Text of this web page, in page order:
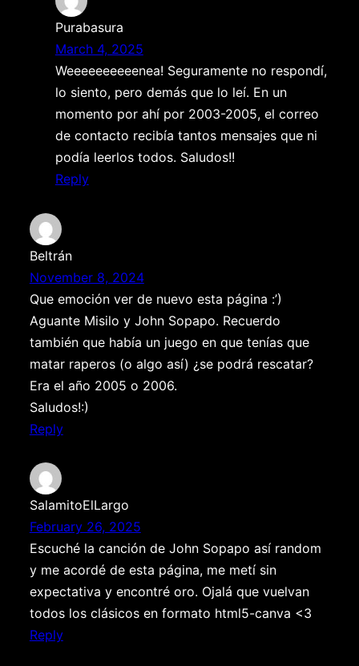
Purabasura
March 4, 2025
Weeeeeeeeeenea! Seguramente no respondí,
lo siento, pero demás que lo leí. En un
momento por ahí por 2003-2005, el correo
de contacto recibía tantos mensajes que ni
podía leerlos todos. Saludos!!
Reply
Beltrán
November 8, 2024
Que emoción ver de nuevo esta página :’)
Aguante Misilo y John Sopapo. Recuerdo
también que había un juego en que tenías que
matar raperos (o algo así) ¿se podrá rescatar?
Era el año 2005 o 2006.
Saludos!:)
Reply
SalamitoElLargo
February 26, 2025
Escuché la canción de John Sopapo así random
y me acordé de esta página, me metí sin
expectativa y encontré oro. Ojalá que vuelvan
todos los clásicos en formato html5-canva <3
Reply